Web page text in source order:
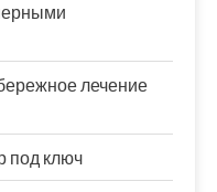
лечение
под ключ